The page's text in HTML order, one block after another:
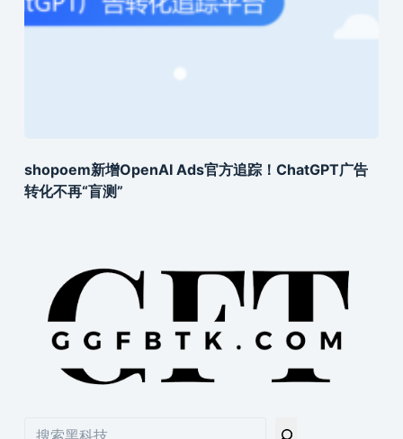
shopoem新增OpenAI Ads官方追踪！ChatGPT广告
转化不再“盲测”